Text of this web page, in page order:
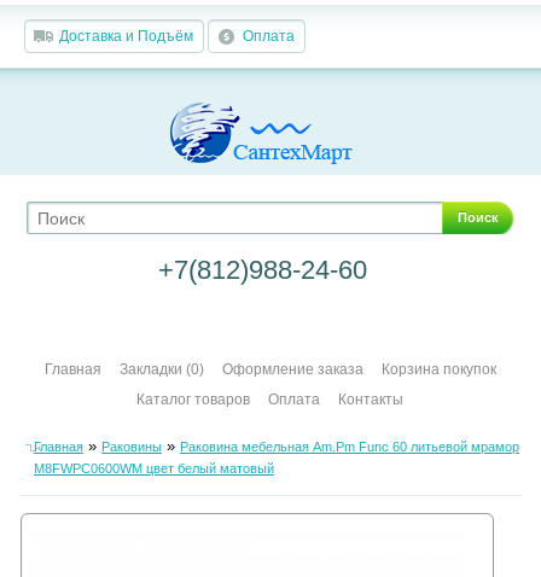
Доставка и Подъём Оплата
Поиск
+7(812)988-24-60
Главная Закладки (0) Оформление заказа
Корзина покупок
Каталог товаров
Оплата Контакты
Главная» Раковины» Раковина мебельная Am.Pm Func 60 литьевой мрамор
M8FWPC0600WM цвет белый матовый